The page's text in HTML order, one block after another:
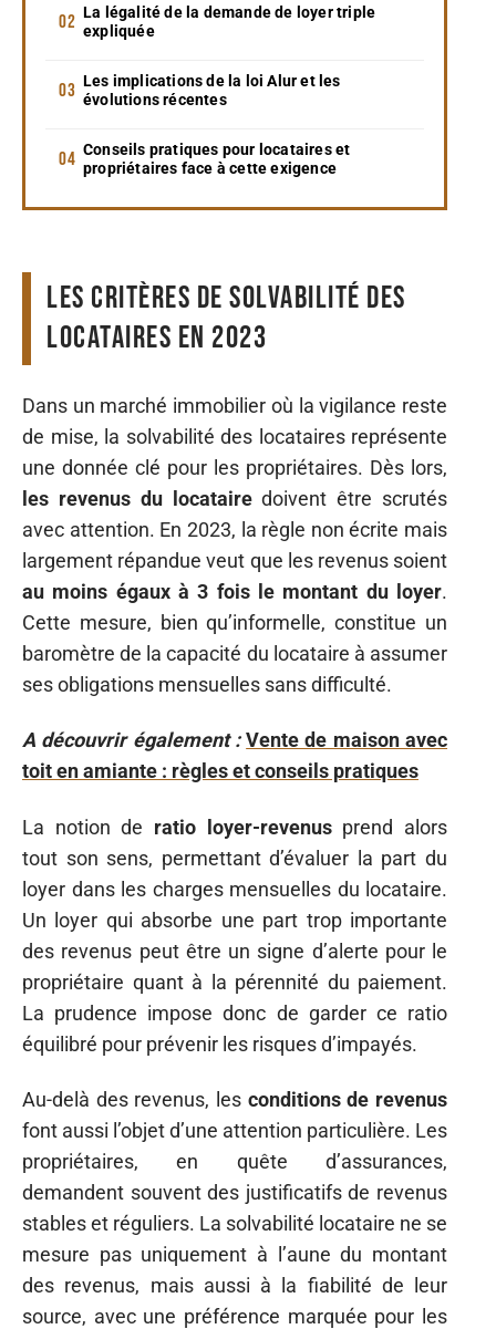
La légalité de la demande de loyer triple
expliquée
Les implications de la loi Alur et les
évolutions récentes
Conseils pratiques pour locataires et
propriétaires face à cette exigence
Les critères de solvabilité des
locataires en 2023
Dans un marché immobilier où la vigilance reste
de mise, la solvabilité des locataires représente
une donnée clé pour les propriétaires. Dès lors,
les revenus du locatairedoivent être scrutés
avec attention. En 2023, la règle non écrite mais
largement répandue veut que les revenus soient
au moins égaux à 3 fois le montant du loyer.
Cette mesure, bien qu’informelle, constitue un
baromètre de la capacité du locataire à assumer
ses obligations mensuelles sans difficulté.
A découvrir également : Vente de maison avec
toit en amiante : règles et conseils pratiques
La notion de ratio loyer-revenusprend alors
tout son sens, permettant d’évaluer la part du
loyer dans les charges mensuelles du locataire.
Un loyer qui absorbe une part trop importante
des revenus peut être un signe d’alerte pour le
propriétaire quant à la pérennité du paiement.
La prudence impose donc de garder ce ratio
équilibré pour prévenir les risques d’impayés.
Au-delà des revenus, les conditions de revenus
font aussi l’objet d’une attention particulière. Les
propriétaires, en quête d’assurances,
demandent souvent des justificatifs de revenus
stables et réguliers. La solvabilité locataire ne se
mesure pas uniquement à l’aune du montant
des revenus, mais aussi à la fiabilité de leur
source, avec une préférence marquée pour les